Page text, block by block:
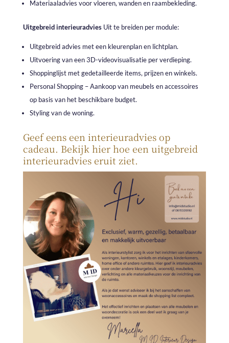
Materiaaladvies voor vloeren, wanden en raambekleding.
Uitgebreid interieuradviesUit te breiden per module:
Uitgebreid advies met een kleurenplan en lichtplan.
Uitvoering van een 3D-videovisualisatie per verdieping.
Shoppinglijst met gedetailleerde items, prijzen en winkels.
Personal Shopping – Aankoop van meubels en accessoires
op basis van het beschikbare budget.
Styling van de woning.
Geef eens een interieuradvies op
cadeau. Bekijk hier hoe een uitgebreid
interieuradvies eruit ziet.